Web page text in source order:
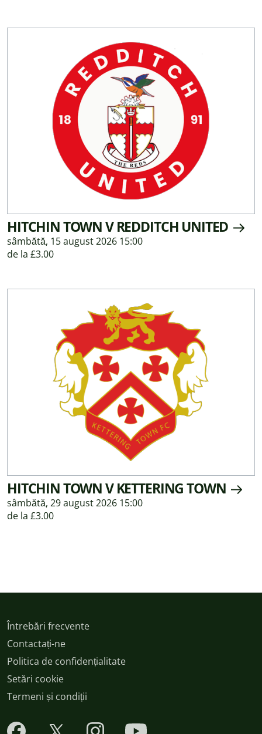
HITCHIN TOWN V REDDITCH UNITED
sâmbătă, 15 august 2026 15:00
de la £3.00
HITCHIN TOWN V KETTERING TOWN
sâmbătă, 29 august 2026 15:00
de la £3.00
Întrebări frecvente
Contactați-ne
Politica de confidențialitate
Setări cookie
Termeni și condiții